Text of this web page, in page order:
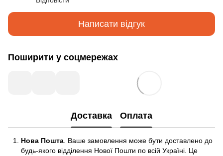
Написати відгук
Поширити у соцмережах
Доставка Оплата
Нова Пошта . Ваше замовлення може бути доставлено до
будь-якого відділення Нової Пошти по всій Україні. Це